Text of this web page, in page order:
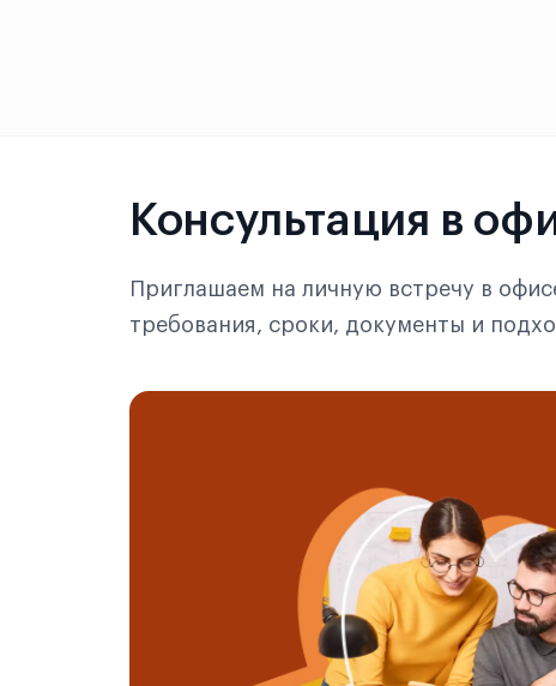
Сучжоу
Консультация в
Приглашаем на личную встречу в
требования, сроки, документы и